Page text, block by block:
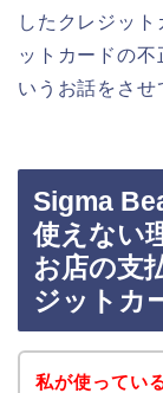
したクレジッ
ットカードの
いうお話をさせ
Sigma
使えない
お店の支
ジットカ
私が使ってい